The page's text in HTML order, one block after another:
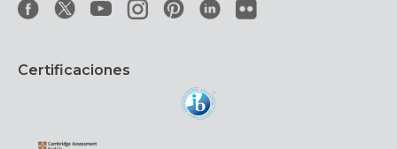
Certificaciones